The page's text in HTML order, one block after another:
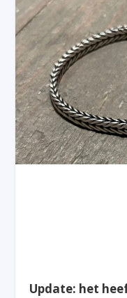
Update: het